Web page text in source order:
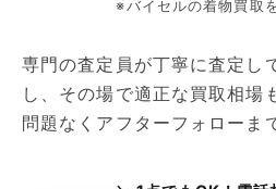
※バイセルの着物買取
専門の査定員が丁寧に査定し
し、その場で適正な買取相場
問題なくアフターフォローま